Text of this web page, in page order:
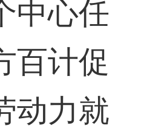
中心任
百计促
动力就